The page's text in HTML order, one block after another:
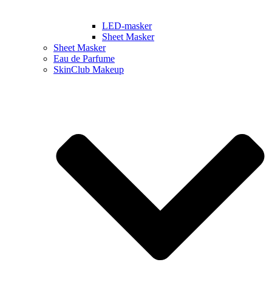
LED-masker
Sheet Masker
Sheet Masker
Eau de Parfume
SkinClub Makeup